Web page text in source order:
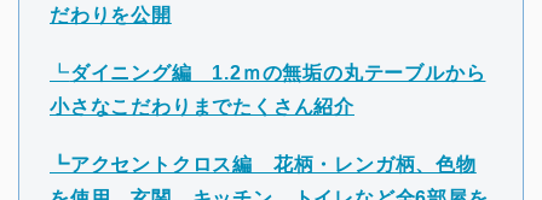
だわりを公開
┗ダイニング編 1.2ｍの無垢の丸テーブルから
小さなこだわりまでたくさん紹介
┗アクセントクロス編 花柄・レンガ柄、色物